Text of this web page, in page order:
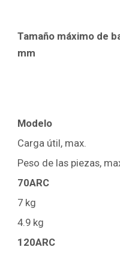
Tamaño máximo de
mm
Modelo
Carga útil, max.
Peso de las piezas,
70ARC
7 kg
4.9 kg
120ARC